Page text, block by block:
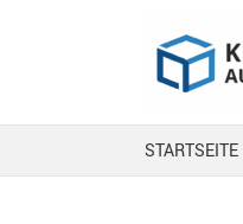
STARTSEITE